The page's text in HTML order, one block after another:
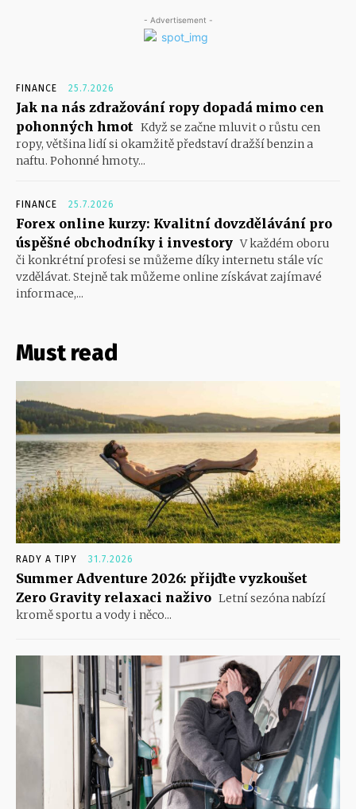
- Advertisement -
FINANCE 25.7.2026
Jak na nás zdražování ropy dopadá mimo cen
pohonných hmot Když se začne mluvit o růstu cen
ropy, většina lidí si okamžitě představí dražší benzin a
naftu. Pohonné hmoty...
FINANCE 25.7.2026
Forex online kurzy: Kvalitní dovzdělávání pro
úspěšné obchodníky i investory V každém oboru
či konkrétní profesi se můžeme díky internetu stále víc
vzdělávat. Stejně tak můžeme online získávat zajímavé
informace,...
Must read
RADY A TIPY 31.7.2026
Summer Adventure 2026: přijďte vyzkoušet
Zero Gravity relaxaci naživo Letní sezóna nabízí
kromě sportu a vody i něco...